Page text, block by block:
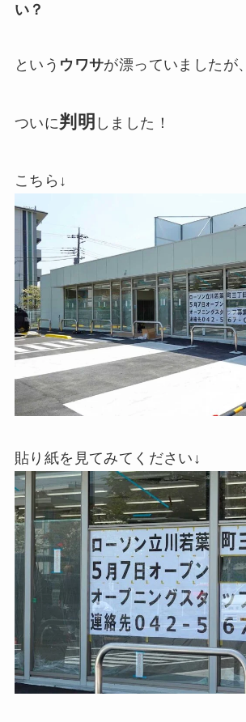
い？
という ウワサが漂っていましたが、
ついに判明 しました！
こちら↓
貼り紙を見てみてください↓